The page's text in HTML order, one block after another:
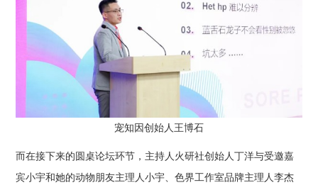
宠知因创始人王博石
而在接下来的圆桌论坛环节，主持人火研社创始人丁洋与受邀嘉
宾小宇和她的动物朋友主理人小宇、色界工作室品牌主理人李杰